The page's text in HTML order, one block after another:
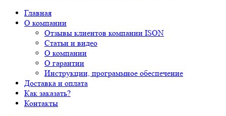
Главная
О компании
Отзывы клиентов компании ISON
Статьи и видео
О компании
О гарантии
Инструкции, программное обеспечение
Доставка и оплата
Как заказать?
Контакты